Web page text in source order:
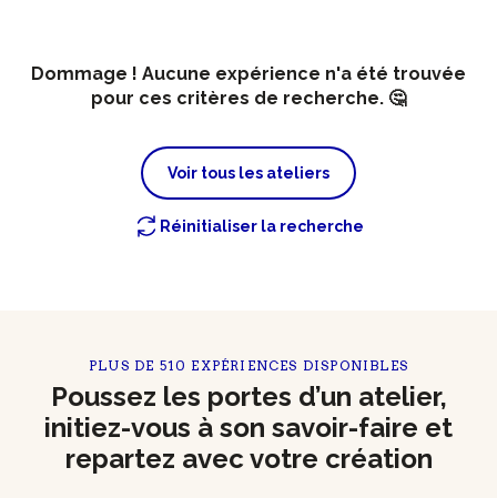
Dommage ! Aucune expérience n'a été trouvée
pour ces critères de recherche. 🤔
Voir tous les ateliers
Réinitialiser la recherche
PLUS DE 510 EXPÉRIENCES DISPONIBLES
Poussez les portes d’un atelier,
initiez-vous à son savoir-faire et
repartez avec votre création